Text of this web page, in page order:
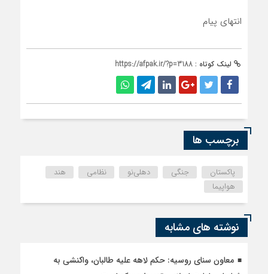
انتهای پیام
لینک کوتاه : https://afpak.ir/?p=3188
برچسب ها
پاکستان جنگی دهلی‌نو نظامی
هند
هواپیما
نوشته های مشابه
معاون سنای روسیه: حکم لاهه علیه طالبان، واکنشی به